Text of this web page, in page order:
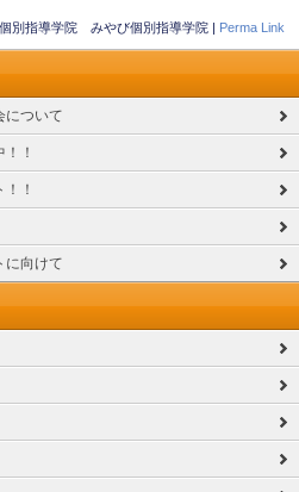
別指導学院 みやび個別指導学院 | Perma Link
ついて
！
！
向けて